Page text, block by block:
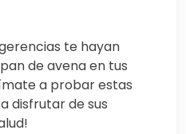
te hayan
de avena en tus
a probar estas
disfrutar de sus